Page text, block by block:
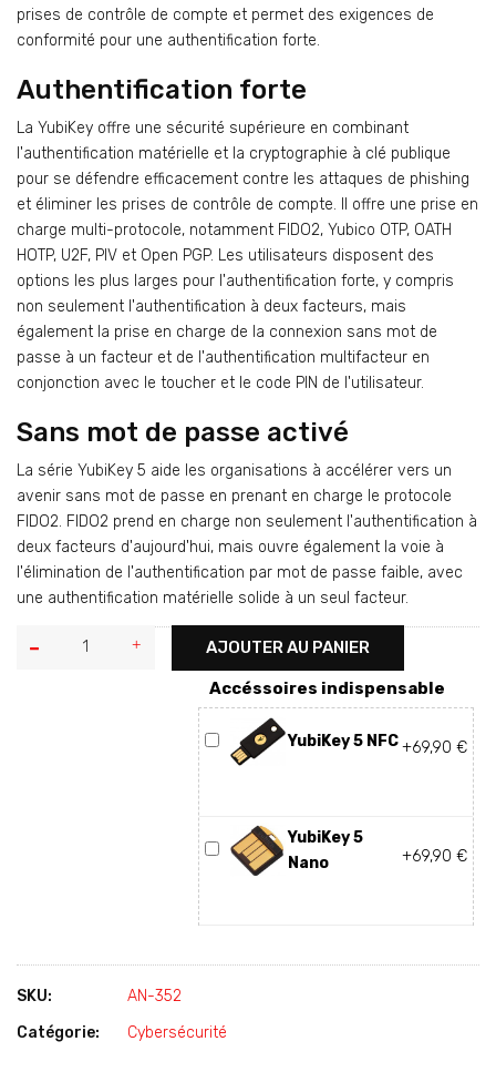
prises de contrôle de compte et permet des exigences de
conformité pour une authentification forte.
Authentification forte
La YubiKey offre une sécurité supérieure en combinant
l'authentification matérielle et la cryptographie à clé publique
pour se défendre efficacement contre les attaques de phishing
et éliminer les prises de contrôle de compte. Il offre une prise en
charge multi-protocole, notamment FIDO2, Yubico OTP, OATH
HOTP, U2F, PIV et Open PGP. Les utilisateurs disposent des
options les plus larges pour l'authentification forte, y compris
non seulement l'authentification à deux facteurs, mais
également la prise en charge de la connexion sans mot de
passe à un facteur et de l'authentification multifacteur en
conjonction avec le toucher et le code PIN de l'utilisateur.
Sans mot de passe activé
La série YubiKey 5 aide les organisations à accélérer vers un
avenir sans mot de passe en prenant en charge le protocole
FIDO2. FIDO2 prend en charge non seulement l'authentification à
deux facteurs d'aujourd'hui, mais ouvre également la voie à
l'élimination de l'authentification par mot de passe faible, avec
une authentification matérielle solide à un seul facteur.
AJOUTER AU PANIER
Accéssoires indispensable
YubiKey 5 NFC+69,90 €
YubiKey 5
Nano
+69,90 €
SKU:
AN-352
Catégorie:
Cybersécurité